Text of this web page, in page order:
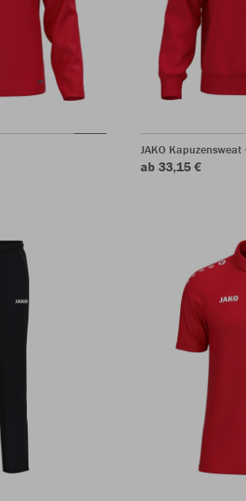
JAKO Kapuzensweat
ab 33,15 €